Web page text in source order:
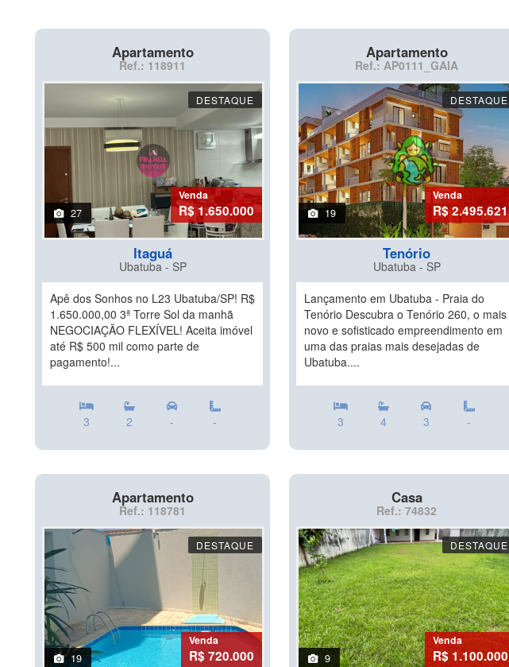
Apartamento
Ref.: 118911
DESTAQUE
27
Venda
R$ 1.650.000
Itaguá
Ubatuba - SP
Apê dos Sonhos no L23 Ubatuba/SP! R$
1.650.000,00 3ª Torre Sol da manhã
NEGOCIAÇÃO FLEXÍVEL! Aceita imóvel
até R$ 500 mil como parte de
pagamento!...
3 2 - -
Apartamento
Ref.: AP0111_GAIA
DESTAQUE
19
Venda
R$ 2.495.621
Tenório
Ubatuba - SP
Lançamento em Ubatuba - Praia do
Tenório Descubra o Tenório 260, o mais
novo e sofisticado empreendimento em
uma das praias mais desejadas de
Ubatuba....
3 4 3 -
Apartamento
Ref.: 118781
DESTAQUE
19
Venda
R$ 720.000
Casa
Ref.: 74832
DESTAQUE
9
Venda
R$ 1.100.000